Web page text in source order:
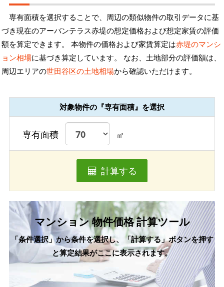
専有面積を選択することで、周辺の類似物件の取引データに基
づき現在のアーバンテラス赤堤の想定価格および想定家賃の評価
額を算定できます。 本物件の価格および家賃算定は赤堤のマンシ
ョン相場に基づき算定しています。 なお、土地部分の評価額は、
周辺エリアの世田谷区の土地相場から確認いただけます。
対象物件の『専有面積』を選択
専有面積 ㎡
計算する
マンション 物件価格 計算ツール
「条件選択」から条件を選択し、「計算する」ボタンを押す
と算定結果がここに表示されます。